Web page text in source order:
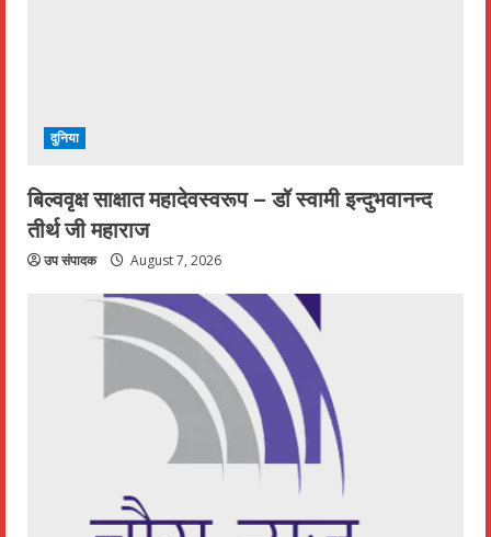
दुनिया
बिल्ववृक्ष साक्षात महादेवस्वरूप – डॉ स्वामी इन्दुभवानन्द
तीर्थ जी महाराज
उप संपादक August 7, 2026